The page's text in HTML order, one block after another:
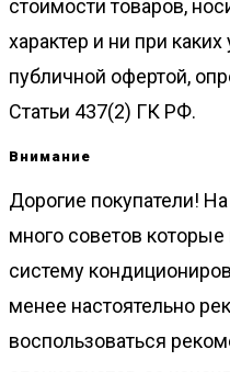
стоимости товаров,
характер и ни при
публичной офертой,
Статьи 437(2) ГК РФ.
Внимание
Дорогие покупатели!
много советов
систему
менее настоятельно
воспользоваться